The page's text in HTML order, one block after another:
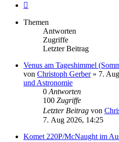
Themen
Antworten
Zugriffe
Letzter Beitrag
Venus am Tageshimmel
von Christoph Gerber» 7.
und Astronomie
0 Antworten
100 Zugriffe
Letzter Beitrag von
7. Aug 2026, 14:25
Komet 220P/McNaught im